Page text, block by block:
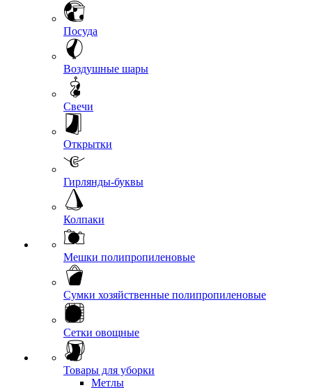
Посуда
Воздушные шары
Свечи
Открытки
Гирлянды-буквы
Колпаки
Мешки полипропиленовые
Сумки хозяйственные полипропиленовые
Сетки овощные
Товары для уборки
Метлы